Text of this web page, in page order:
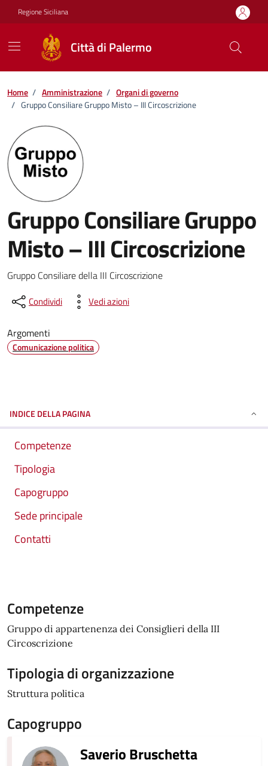
Vai ai contenuti
Vai al footer
Regione Siciliana
Città di Palermo
Home / Amministrazione / Organi di governo
/ Gruppo Consiliare Gruppo Misto – III Circoscrizione
Gruppo Consiliare Gruppo
Misto – III Circoscrizione
Gruppo Consiliare della III Circoscrizione
Condividi Vedi azioni
Argomenti
Comunicazione politica
INDICE DELLA PAGINA
Competenze
Tipologia
Capogruppo
Sede principale
Contatti
Competenze
Gruppo di appartenenza dei Consiglieri della III
Circoscrizione
Tipologia di organizzazione
Struttura politica
Capogruppo
Saverio Bruschetta